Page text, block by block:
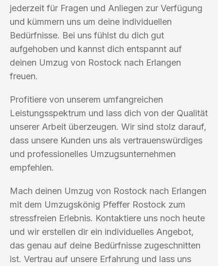
jederzeit für Fragen und Anliegen zur Verfügung
und kümmern uns um deine individuellen
Bedürfnisse. Bei uns fühlst du dich gut
aufgehoben und kannst dich entspannt auf
deinen Umzug von Rostock nach Erlangen
freuen.
Profitiere von unserem umfangreichen
Leistungsspektrum und lass dich von der Qualität
unserer Arbeit überzeugen. Wir sind stolz darauf,
dass unsere Kunden uns als vertrauenswürdiges
und professionelles Umzugsunternehmen
empfehlen.
Mach deinen Umzug von Rostock nach Erlangen
mit dem Umzugskönig Pfeffer Rostock zum
stressfreien Erlebnis. Kontaktiere uns noch heute
und wir erstellen dir ein individuelles Angebot,
das genau auf deine Bedürfnisse zugeschnitten
ist. Vertrau auf unsere Erfahrung und lass uns